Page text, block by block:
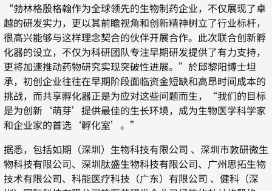
“勃林格殷格翰作为全球领先的生物制药企业，不仅展现了卓
越的研发实力，更以其前瞻视角和创新精神树立了行业标杆，
很高兴能够与这样理念契合的伙伴开展合作。此次联合创新孵
化器的设立，不仅为科研团队专注早期研发提供了有力支持，
更将加速推动药物研究实现突破性进展。”於邱黎阳博士坦
承，初创企业往往在早期阶段面临资金短缺和高昂时间成本的
挑战，而共享孵化器正是为应对这些问题而生，“我们的目标
是为创新‘萌芽’提供最佳的生长环境，成为生物医学科学家
和企业家的首选‘孵化室’。”
据悉，包括如期（深圳）生物科技有限公司 、深圳市敦研微生
物科技有限公司、深圳肽盛生物科技有限公司、广州思拓生物
技术有限公司、科能医疗科技（广东）有限公司 、健科（深